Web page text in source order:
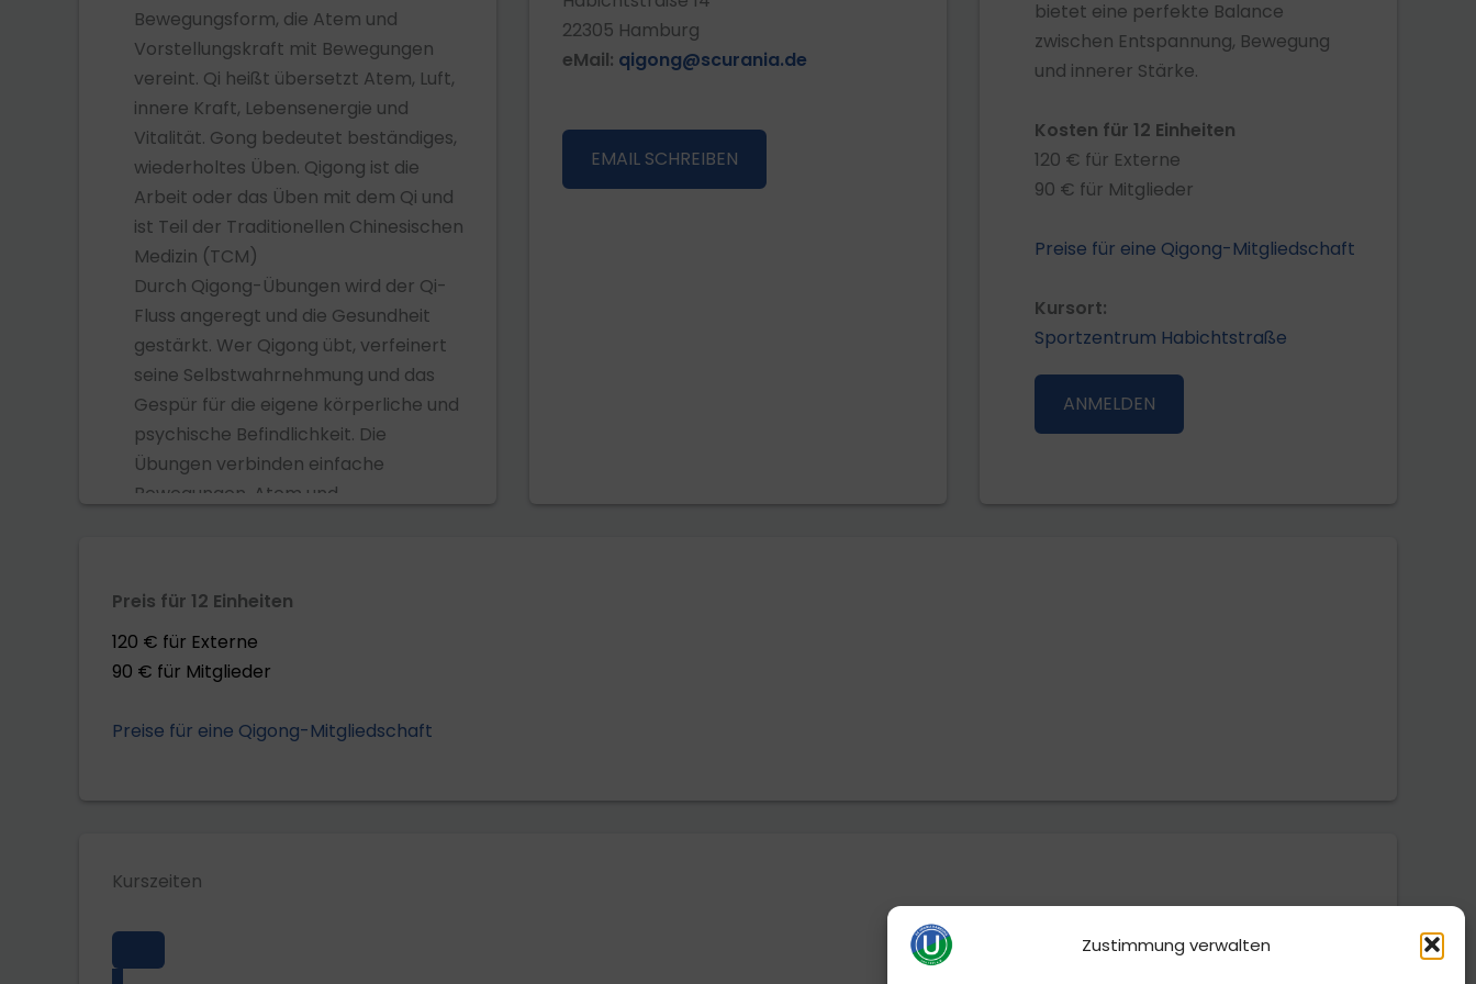
Zustimmung verwalten
Bewegungsform, die Atem und
Vorstellungskraft mit Bewegungen
vereint. Qi heißt übersetzt Atem, Luft,
innere Kraft, Lebensenergie und
Vitalität. Gong bedeutet beständiges,
wiederholtes Üben. Qigong ist die
Arbeit oder das Üben mit dem Qi und
ist Teil der Traditionellen Chinesischen
Medizin (TCM)
Durch Qigong-Übungen wird der Qi-
Fluss angeregt und die Gesundheit
gestärkt. Wer Qigong übt, verfeinert
seine Selbstwahrnehmung und das
Gespür für die eigene körperliche und
psychische Befindlichkeit. Die
Übungen verbinden einfache
Bewegungen, Atem und
für Menschen jeden Alters und auch
bei körperlichen Einschränkungen
möglich. Die ruhigen Übungen
Wohlbefinden und die Gesundheit.
22305 Hamburg
eMail: qigong@scurania.de
EMAIL SCHREIBEN
bietet eine perfekte Balance
zwischen Entspannung, Bewegung
und innerer Stärke.
Kosten für 12 Einheiten
120 € für Externe
90 € für Mitglieder
Preise für eine Qigong-Mitgliedschaft
Kursort:
Sportzentrum Habichtstraße
ANMELDEN
Preis für 12 Einheiten
120 € für Externe
90 € für Mitglieder
Preise für eine Qigong-Mitgliedschaft
Kurszeiten